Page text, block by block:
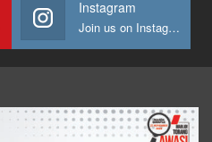
Instagram
Join us on Instagram